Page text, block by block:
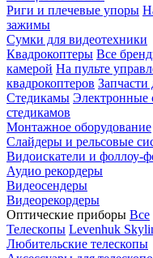
Риги и плечевые упоры
зажимы
Сумки для видеотехники
Квадрокоптеры Все
камерой На пульте
квадрокоптеров Запчасти
Стедикамы Электронные
стедикамов
Монтажное оборудование
Слайдеры и рельсовые
Видоискатели и фоллоу-
Аудио рекордеры
Видеосендеры
Видеорекордеры
Оптические приборы Все
Телескопы Levenhuk
Любительские телескопы